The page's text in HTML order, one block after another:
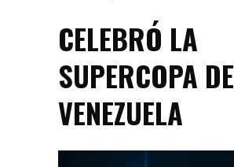
CELEBRÓ LA
SUPERCOPA DE
VENEZUELA